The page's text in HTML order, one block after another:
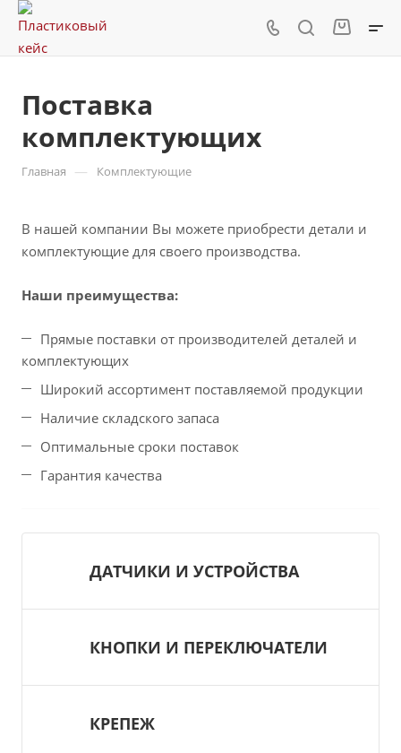
Поставка
комплектующих
Главная — Комплектующие
В нашей компании Вы можете приобрести детали и
комплектующие для своего производства.
Наши преимущества:
Прямые поставки от производителей деталей и
комплектующих
Широкий ассортимент поставляемой продукции
Наличие складского запаса
Оптимальные сроки поставок
Гарантия качества
ДАТЧИКИ И УСТРОЙСТВА
КНОПКИ И ПЕРЕКЛЮЧАТЕЛИ
КРЕПЕЖ